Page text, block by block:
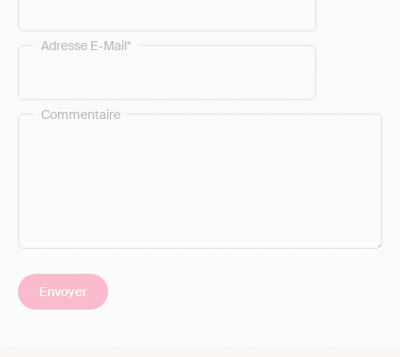
Commentaire
Adresse E-Mail*